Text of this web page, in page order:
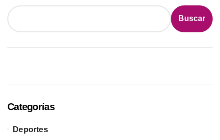
Buscar
Categorías
Deportes